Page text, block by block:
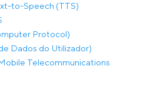
to-Speech (TTS)
Protocol)
Dados do Utilizador)
Telecommunications